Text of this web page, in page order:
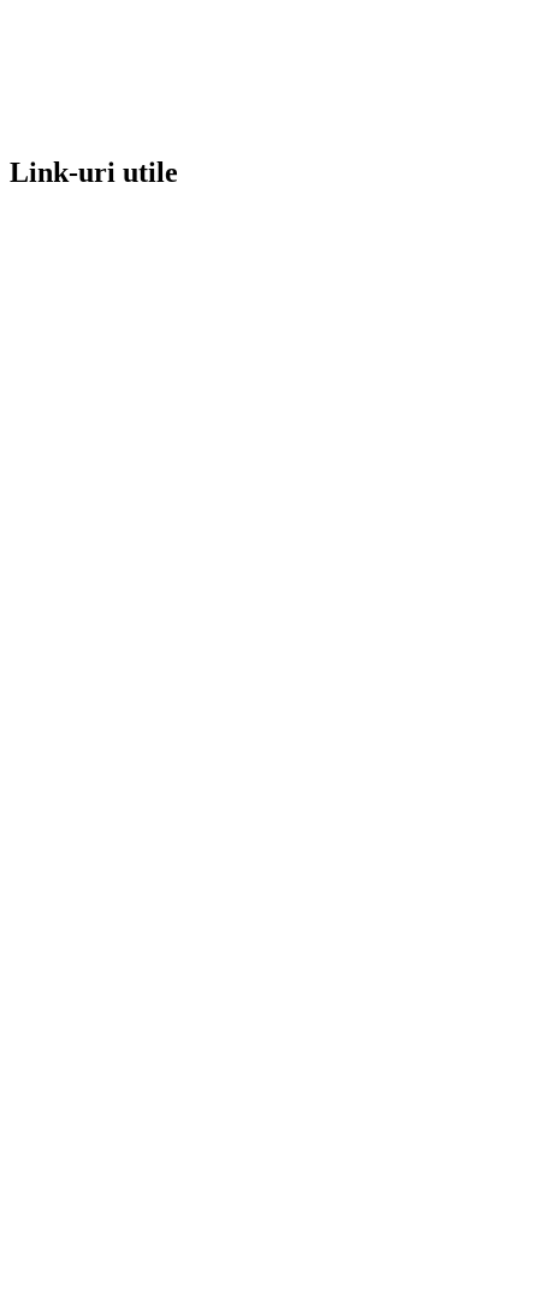
Link-uri utile